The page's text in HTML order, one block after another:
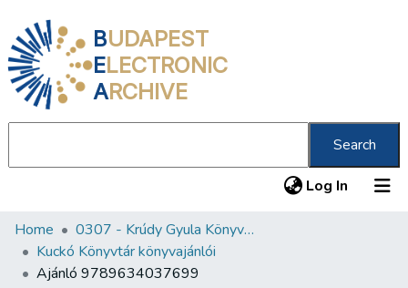
BUDAPEST
ELECTRONIC
ARCHIVE
Search
Log In (current)
Communities & Collections
All of DSpace
Home
0307 - Krúdy Gyula Könyvtár
Kuckó Könyvtár könyvajánlói
Ajánló 9789634037699